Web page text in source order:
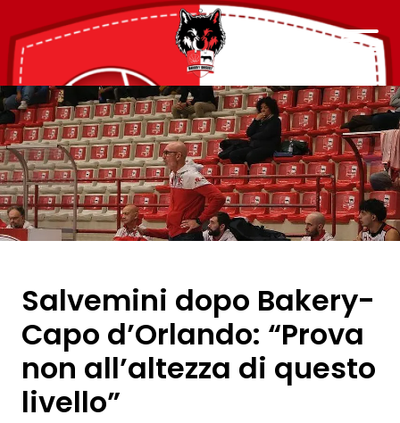
Salvemini dopo Bakery-
Capo d’Orlando: “Prova
non all’altezza di questo
livello”